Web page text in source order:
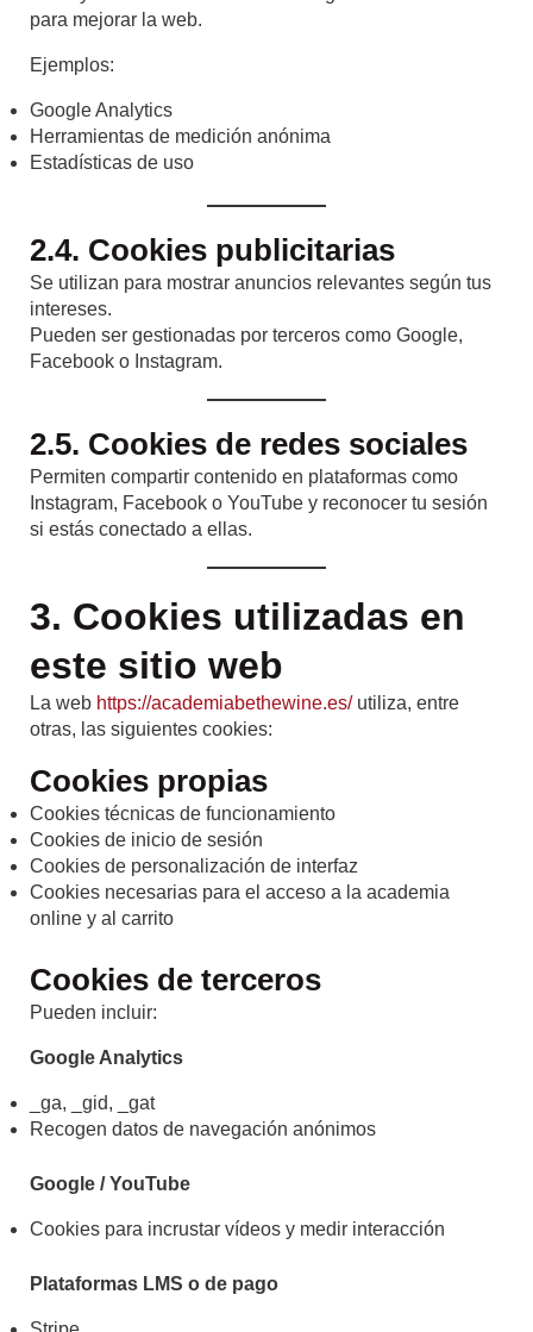
para mejorar la web.
Ejemplos:
Google Analytics
Herramientas de medición anónima
Estadísticas de uso
2.4. Cookies publicitarias
Se utilizan para mostrar anuncios relevantes según tus
intereses.
Pueden ser gestionadas por terceros como Google,
Facebook o Instagram.
2.5. Cookies de redes sociales
Permiten compartir contenido en plataformas como
Instagram, Facebook o YouTube y reconocer tu sesión
si estás conectado a ellas.
3. Cookies utilizadas en
este sitio web
La web https://academiabethewine.es/utiliza, entre
otras, las siguientes cookies:
Cookies propias
Cookies técnicas de funcionamiento
Cookies de inicio de sesión
Cookies de personalización de interfaz
Cookies necesarias para el acceso a la academia
online y al carrito
Cookies de terceros
Pueden incluir:
Google Analytics
_ga, _gid, _gat
Recogen datos de navegación anónimos
Google / YouTube
Cookies para incrustar vídeos y medir interacción
Plataformas LMS o de pago